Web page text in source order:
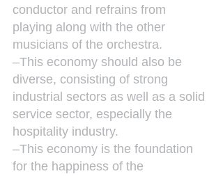
conductor and refrains from
playing along with the other
musicians of the orchestra.
–This economy should also be
diverse, consisting of strong
industrial sectors as well as a solid
service sector, especially the
hospitality industry.
–This economy is the foundation
for the happiness of the